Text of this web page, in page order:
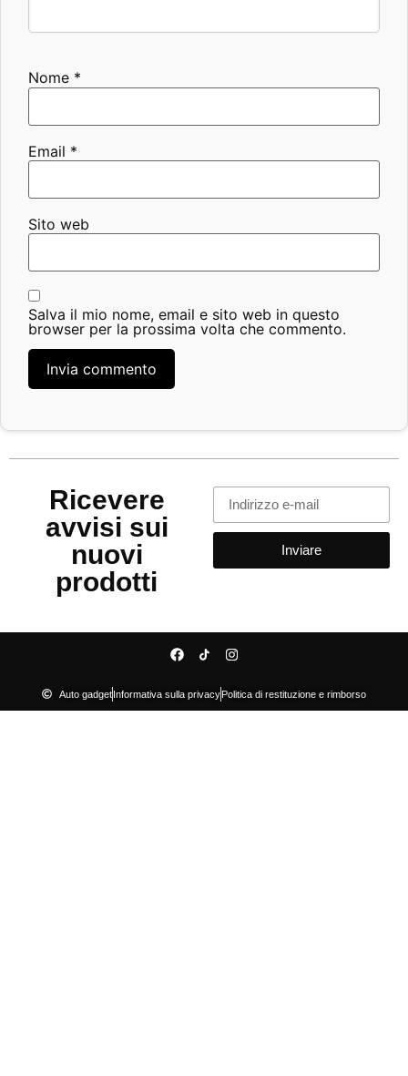
Nome *
Email *
Sito web
Salva il mio nome, email e sito web in questo
browser per la prossima volta che commento.
Ricevere
avvisi sui
nuovi
prodotti
Inviare
Auto gadgetInformativa sulla privacyPolitica di restituzione e rimborso